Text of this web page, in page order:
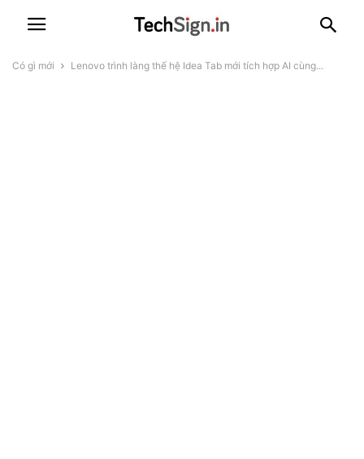
Có gì mới Lenovo trình làng thế hệ Idea Tab mới tích hợp AI cùng...